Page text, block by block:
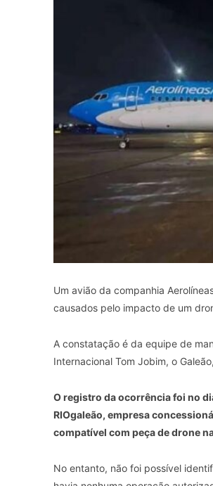
Um avião da companhia
causados pelo impacto de um
A constatação é da equipe de
Internacional Tom Jobim, o
O registro da ocorrência foi no
RIOgaleão, empresa
compatível com peça de drone
No entanto, não foi possível